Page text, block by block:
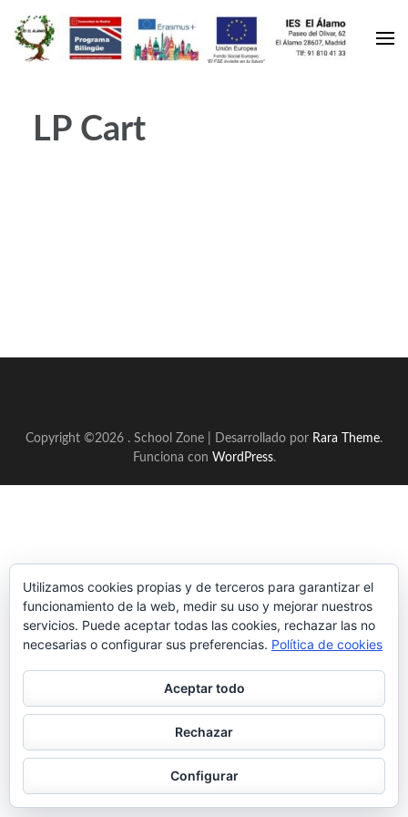
LP Cart
Copyright ©2026 . School Zone | Desarrollado por Rara Theme.
Funciona con WordPress.
Utilizamos cookies propias y de terceros para garantizar el
funcionamiento de la web, medir su uso y mejorar nuestros
servicios. Puede aceptar todas las cookies, rechazar las no
necesarias o configurar sus preferencias. Política de cookies
Aceptar todo
Rechazar
Configurar